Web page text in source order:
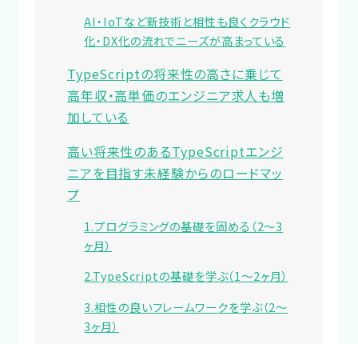
AI・IoTなど新技術と相性も良くクラウド
化・DX化の流れでニーズが高まっている
TypeScriptの将来性の高さに乗じて
高年収・高単価のエンジニア求人も増
加している
高い将来性のあるTypeScriptエンジ
ニアを目指す未経験からのロードマッ
プ
1.プログラミングの基礎を固める（2～3
ヶ月）
2.TypeScriptの基礎を学ぶ（1～2ヶ月）
3.相性の良いフレームワークを学ぶ（2～
3ヶ月）